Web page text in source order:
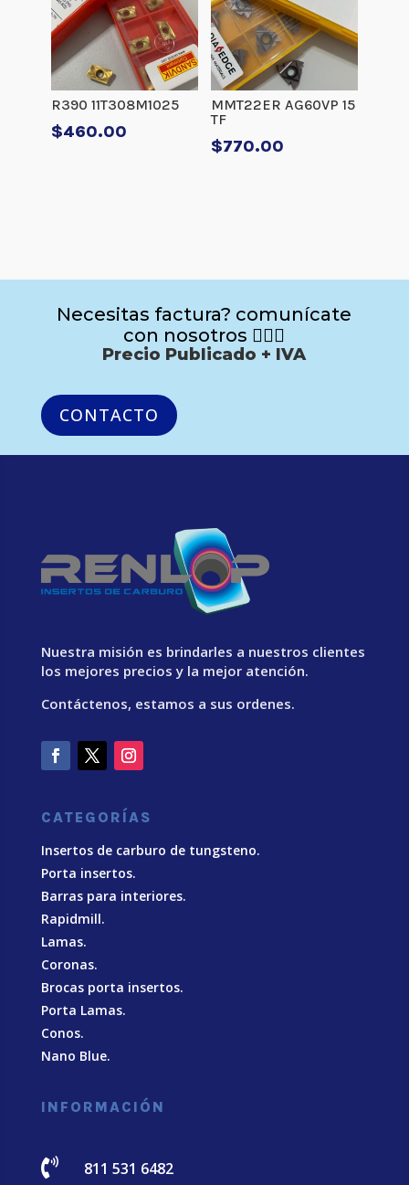
R390 11T308M1025
$460.00
MMT22ER AG60VP 15
TF
$770.00
Necesitas factura? comunícate
con nosotros 🙋🏻‍♂️
Precio Publicado + IVA
CONTACTO
Nuestra misión es brindarles a nuestros clientes
los mejores precios y la mejor atención.
Contáctenos, estamos a sus ordenes.
CATEGORÍAS
Insertos de carburo de tungsteno.
Porta insertos.
Barras para interiores.
Rapidmill.
Lamas.
Coronas.
Brocas porta insertos.
Porta Lamas.
Conos.
Nano Blue.
INFORMACIÓN
 811 531 6482